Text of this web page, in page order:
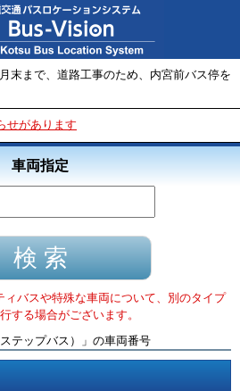
末まで、道路工事のため、内宮前バス停を
せがあります
車両指定
バスや特殊な車両について、別のタイプ
する場合がございます。
テップバス） 」 の車両番号